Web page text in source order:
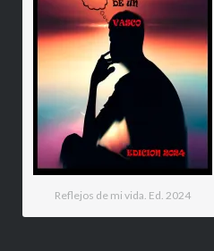
Reflejos de mi vida. Ed. 2024